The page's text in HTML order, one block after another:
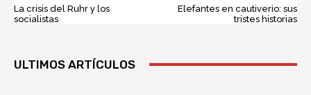
La crisis del Ruhr y los
socialistas
Elefantes en cautiverio: sus
tristes historias
ULTIMOS ARTÍCULOS